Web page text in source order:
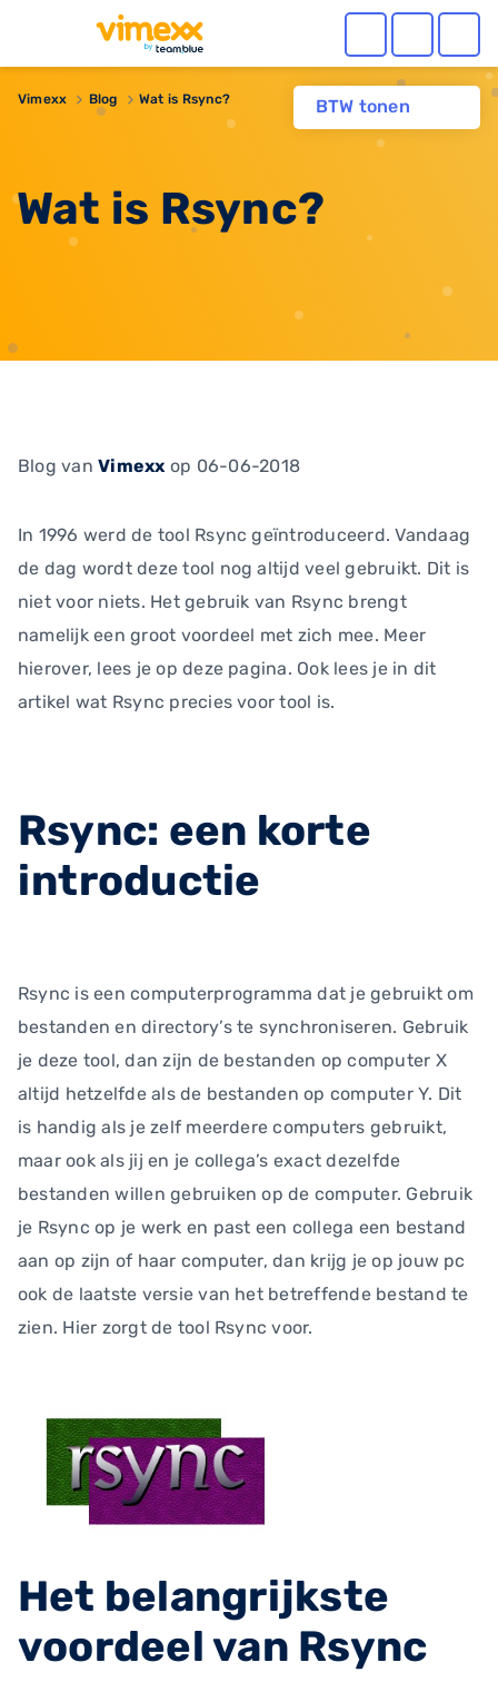
BTW tonen
Vimexx Blog Wat is Rsync?
Wat is Rsync?
Blog vanVimexx op 06-06-2018
In 1996 werd de tool Rsync geïntroduceerd. Vandaag
de dag wordt deze tool nog altijd veel gebruikt. Dit is
niet voor niets. Het gebruik van Rsync brengt
namelijk een groot voordeel met zich mee. Meer
hierover, lees je op deze pagina. Ook lees je in dit
artikel wat Rsync precies voor tool is.
Rsync: een korte
introductie
Rsync is een computerprogramma dat je gebruikt om
bestanden en directory’s te synchroniseren. Gebruik
je deze tool, dan zijn de bestanden op computer X
altijd hetzelfde als de bestanden op computer Y. Dit
is handig als je zelf meerdere computers gebruikt,
maar ook als jij en je collega’s exact dezelfde
bestanden willen gebruiken op de computer. Gebruik
je Rsync op je werk en past een collega een bestand
aan op zijn of haar computer, dan krijg je op jouw pc
ook de laatste versie van het betreffende bestand te
zien. Hier zorgt de tool Rsync voor.
Het belangrijkste
voordeel van Rsync